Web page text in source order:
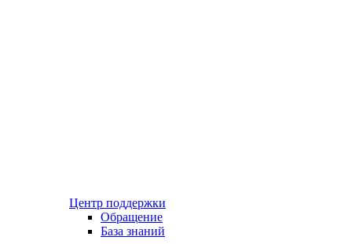
Центр поддержки
Обращение
База знаний